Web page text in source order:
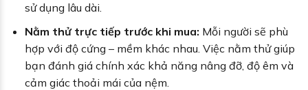
sử dụng lâu dài.
Nằm thử trực tiếp trước khi mua: Mỗi người sẽ phù
hợp với độ cứng – mềm khác nhau. Việc nằm thử giúp
bạn đánh giá chính xác khả năng nâng đỡ, độ êm và
cảm giác thoải mái của nệm.